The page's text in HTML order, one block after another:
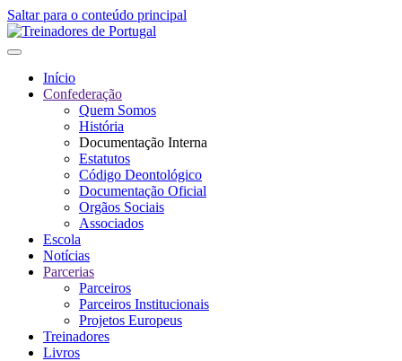
Saltar para o conteúdo principal
Início
Confederação
Quem Somos
História
Documentação Interna
Estatutos
Código Deontológico
Documentação Oficial
Orgãos Sociais
Associados
Escola
Notícias
Parcerias
Parceiros
Parceiros Institucionais
Projetos Europeus
Treinadores
Livros